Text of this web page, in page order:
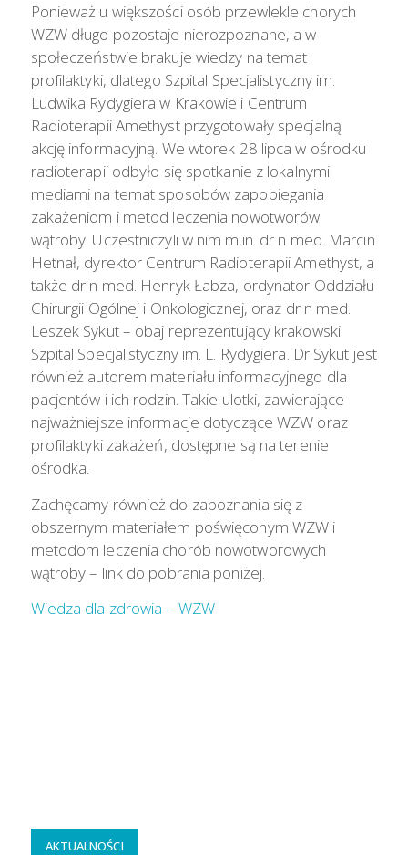
Ponieważ u większości osób przewlekle chorych
WZW długo pozostaje nierozpoznane, a w
społeczeństwie brakuje wiedzy na temat
profilaktyki, dlatego Szpital Specjalistyczny im.
Ludwika Rydygiera w Krakowie i Centrum
Radioterapii Amethyst przygotowały specjalną
akcję informacyjną. We wtorek 28 lipca w ośrodku
radioterapii odbyło się spotkanie z lokalnymi
mediami na temat sposobów zapobiegania
zakażeniom i metod leczenia nowotworów
wątroby. Uczestniczyli w nim m.in. dr n med. Marcin
Hetnał, dyrektor Centrum Radioterapii Amethyst, a
także dr n med. Henryk Łabza, ordynator Oddziału
Chirurgii Ogólnej i Onkologicznej, oraz dr n med.
Leszek Sykut – obaj reprezentujący krakowski
Szpital Specjalistyczny im. L. Rydygiera. Dr Sykut jest
również autorem materiału informacyjnego dla
pacjentów i ich rodzin. Takie ulotki, zawierające
najważniejsze informacje dotyczące WZW oraz
profilaktyki zakażeń, dostępne są na terenie
ośrodka.
Zachęcamy również do zapoznania się z
obszernym materiałem poświęconym WZW i
metodom leczenia chorób nowotworowych
wątroby – link do pobrania poniżej.
Wiedza dla zdrowia – WZW
AKTUALNOŚCI